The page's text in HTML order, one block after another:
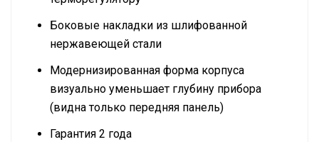
Боковые накладки из шлифованной
нержавеющей стали
Модернизированная форма корпуса
визуально уменьшает глубину прибора
(видна только передняя панель)
Гарантия 2 года